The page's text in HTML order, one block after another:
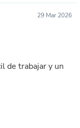
29 Mar 2026
de trabajar y un